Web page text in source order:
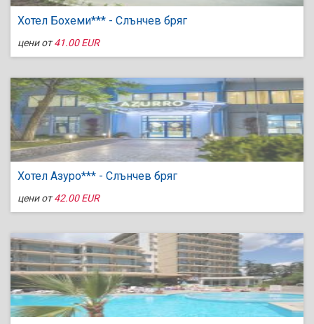
Хотел Бохеми*** - Слънчев бряг
цени от41.00 EUR
Хотел Азуро*** - Слънчев бряг
цени от42.00 EUR